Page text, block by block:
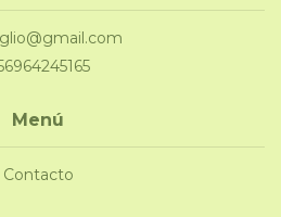
Menú
Contacto